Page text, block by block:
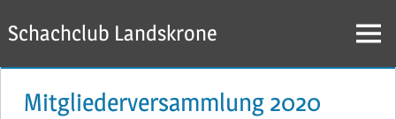
Inhalt
springen
Schachclub Landskrone Menü
Mitgliederversammlung 2020